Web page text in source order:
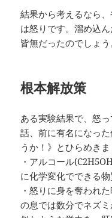
結果から考えるなら
は怒りです。溜め込
皆無だったのでしょう
根本解放策
ある実験結果で、怒
話、前に有名になっ
うか！》とひらめきま
・アルコール
に化学変化でできる
・怒りに身を奪われ
の息では数分でネズミ